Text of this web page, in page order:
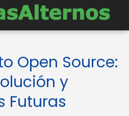
Open Source:
y
Futuras